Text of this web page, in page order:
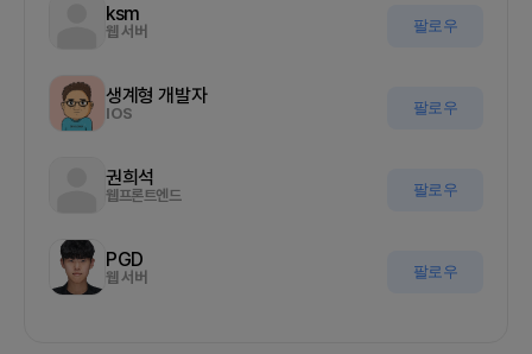
ksm
웹 서버 팔로우
생계형 개발자
IOS 팔로우
권희석
웹프론트엔드 팔로우
PGD
웹 서버 팔로우